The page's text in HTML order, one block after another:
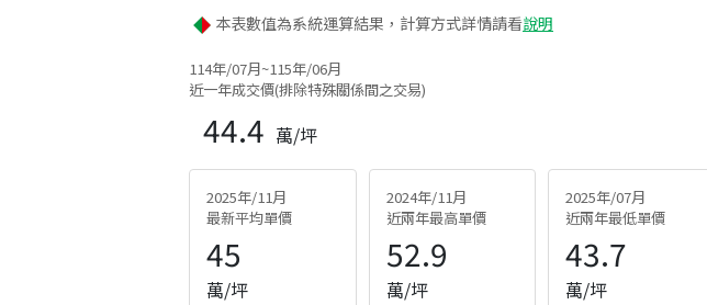
本表數值為系統運算結果，計算方式詳情請看說明
114年/07月~115年/06月
近一年成交價(排除特殊關係間之交易)
44.4 萬/坪
2025年/11月
最新平均單價
45
萬/坪
2024年/11月
近兩年最高單價
52.9
萬/坪
2025年/07月
近兩年最低單價
43.7
萬/坪